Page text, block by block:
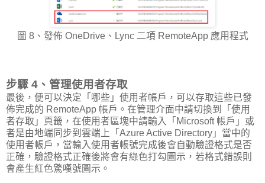
圖 8、發佈 OneDrive、Lync 二項 RemoteApp 應用程式
步驟 4、管理使用者存取
最後，便可以決定「哪些」使用者帳戶，可以存取這些已發
佈完成的 RemoteApp 帳戶。在管理介面中請切換到「使用
者存取」頁籤，在使用者區塊中請輸入「Microsoft 帳戶」或
者是由地端同步到雲端上「Azure Active Directory」當中的
使用者帳戶，當輸入使用者帳號完成後會自動驗證格式是否
正確，驗證格式正確後將會有綠色打勾圖示，若格式錯誤則
會產生紅色驚嘆號圖示。